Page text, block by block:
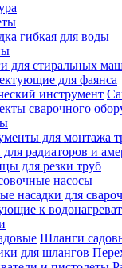
гибкая для воды
для стиральных
для фаянса
сварочного
для монтажа
радиаторов и
для резки труб
насосы
насадки для
Шланги